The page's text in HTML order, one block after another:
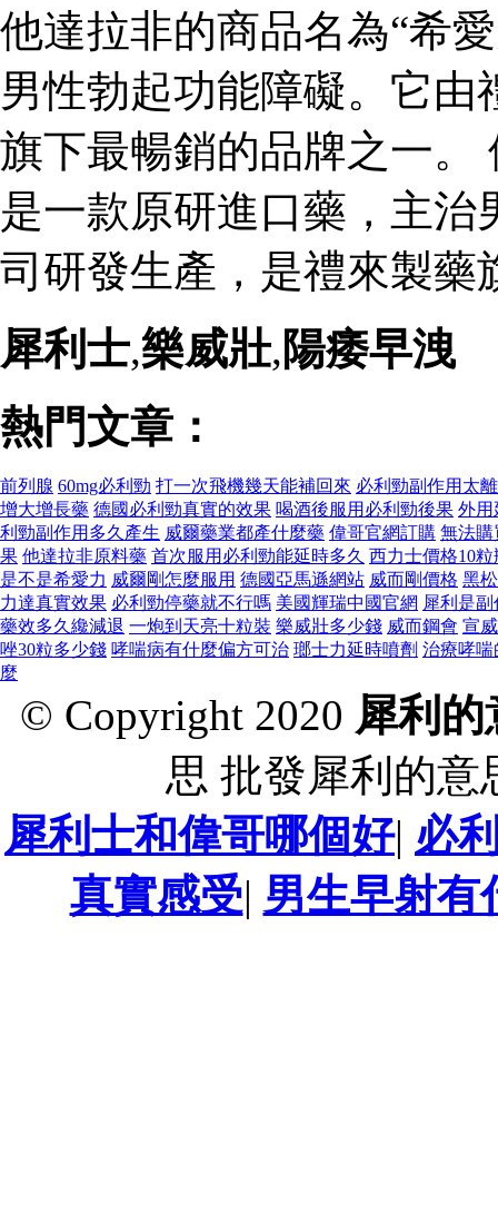
他達拉非的商品名為“希
男性勃起功能障礙。它
旗下最暢銷的品牌之一。
是一款原研進口藥，主
司研發生產，是禮來製藥
犀利士,樂威壯, 陽痿早洩
熱門文章：
前列腺 60mg必利勁 打一次飛機幾天能補回來 必利勁副作用太
增大增長藥 德國必利勁真實的效果 喝酒後服用必利勁後果 外用
利勁副作用多久產生 威爾藥業都產什麼藥 偉哥官網訂購 無法購
果 他達拉非原料藥 首次服用必利勁能延時多久 西力士價格10粒
是不是希愛力 威爾剛怎麼服用 德國亞馬遜網站 威而剛價格 黑
力達真實效果 必利勁停藥就不行嗎 美國輝瑞中國官網 犀利是副
藥效多久纔減退 一炮到天亮十粒裝 樂威壯多少錢 威而鋼會 宣
唑30粒多少錢 哮喘病有什麼偏方可治 瑯士力延時噴劑 治療哮喘
麼
© Copyright 2020 犀利的
思 批發犀利的意
犀利士和偉哥哪個好| 必
真實感受| 男生早射有